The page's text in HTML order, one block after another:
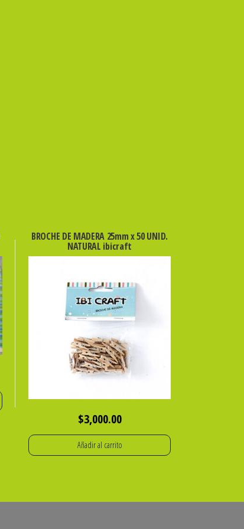
BROCHE DE MADERA 25mm x 50 UNID.
NATURAL ibicraft
$3,000.00
Añadir al carrito